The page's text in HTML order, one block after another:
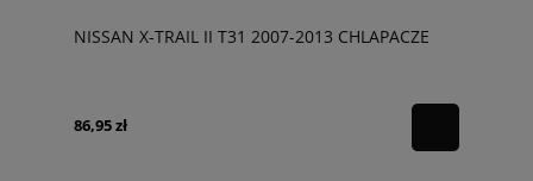
NISSAN X-TRAIL II T31 2007-2013 CHLAPACZE
86,95 zł